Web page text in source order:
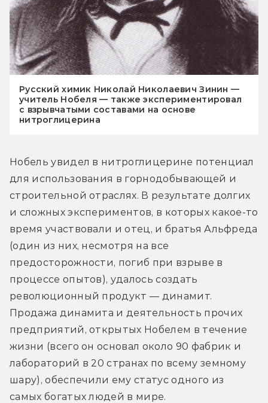
Русский химик Николай Николаевич Зинин —
учитель Нобеля — также экспериментировал
с взрывчатыми составами на основе
нитроглицерина
Нобель увидел в нитроглицерине потенциал
для использования в горнодобывающей и
строительной отраслях. В результате долгих
и сложных экспериментов, в которых какое-то
время участвовали и отец, и братья Альфреда
(один из них, несмотря на все
предосторожности, погиб при взрыве в
процессе опытов), удалось создать
революционный продукт — динамит.
Продажа динамита и деятельность прочих
предприятий, открытых Нобелем в течение
жизни (всего он основал около 90 фабрик и
лабораторий в 20 странах по всему земному
шару), обеспечили ему статус одного из
самых богатых людей в мире.